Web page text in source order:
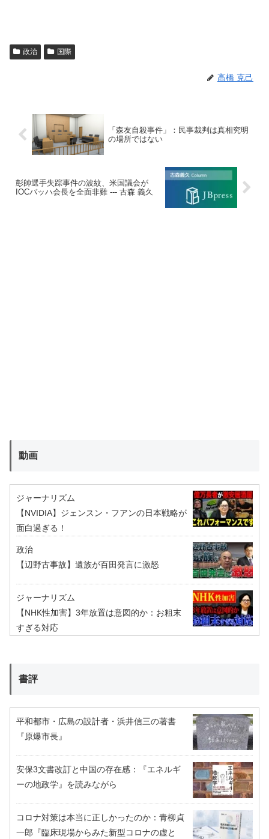
政治 国際
高橋 克己
「森友自殺事件」：民事裁判は真相究明
の場所ではない
彭帥選手失踪事件の波紋、米国議会が
IOCバッハ会長を全面非難 --- 古森 義久
動画
ジャーナリズム
【NVIDIA】ジェンスン・フアンの日本戦略が
面白過ぎる！
政治
【辺野古事故】遺族が百田発言に激怒
ジャーナリズム
【NHK性加害】3年放置は意図的か：お粗末
すぎる対応
書評
平和都市・広島の設計者・浜井信三の著書
『原爆市長』
安保3文書改訂と中国の存在感：『エネルギ
ーの地政学』を読みながら
コロナ対策は本当に正しかったのか：青柳貞
一郎『臨床現場からみた新型コロナの虚と